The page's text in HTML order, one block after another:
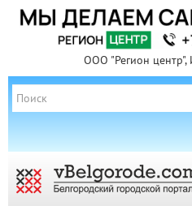
ООО "Регион